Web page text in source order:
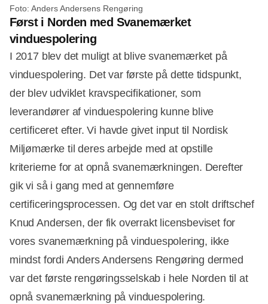
Foto: Anders Andersens Rengøring
Først i Norden med Svanemærket
vinduespolering
I 2017 blev det muligt at blive svanemærket på
vinduespolering. Det var første på dette tidspunkt,
der blev udviklet kravspecifikationer, som
leverandører af vinduespolering kunne blive
certificeret efter. Vi havde givet input til Nordisk
Miljømærke til deres arbejde med at opstille
kriterierne for at opnå svanemærkningen. Derefter
gik vi så i gang med at gennemføre
certificeringsprocessen. Og det var en stolt driftschef
Knud Andersen, der fik overrakt licensbeviset for
vores svanemærkning på vinduespolering, ikke
mindst fordi Anders Andersens Rengøring dermed
var det første rengøringsselskab i hele Norden til at
opnå svanemærkning på vinduespolering.